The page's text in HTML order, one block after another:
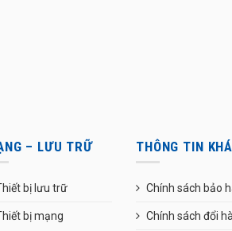
– LƯU TRỮ
bị lưu trữ
bị mạng
THÔNG TIN
Chính sách bảo
Chính sách đổi